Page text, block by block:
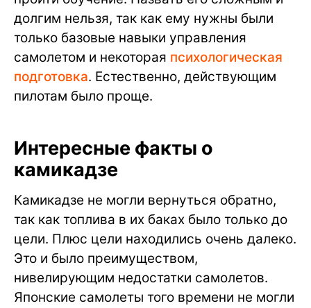
долгим нельзя, так как ему нужны были
только базовые навыки управления
самолетом и некоторая психологическая
подготовка. Естественно, действующим
пилотам было проще.
Интересные факты о
камикадзе
Камикадзе не могли вернуться обратно,
так как топлива в их баках было только до
цели. Плюс цели находились очень далеко.
Это и было преимуществом,
нивелирующим недостатки самолетов.
Японские самолеты того времени не могли